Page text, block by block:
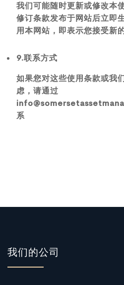
我们可能随时更新或修改本
修订条款发布于网站后立即
用本网站，即表示您接受新
9.联系方式
如果您对这些使用条款或我
虑，请通过
系
我们的公司